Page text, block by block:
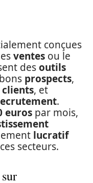
conçues
ventes ou le
desoutils
prospects,
clients, et
.
euros par mois,
lucratif
secteurs.